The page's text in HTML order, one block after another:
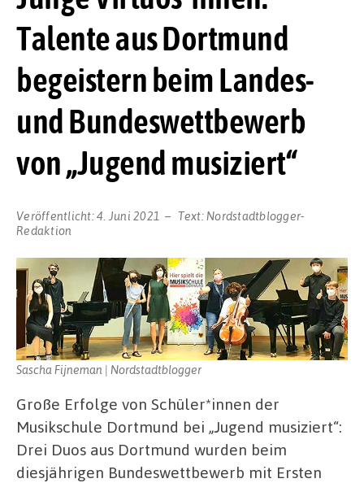
Talente aus Dortmund
begeistern beim Landes-
und Bundeswettbewerb
von „Jugend musiziert“
Veröffentlicht:4. Juni 2021 Text: Nordstadtblogger-
Redaktion
Sascha Fijneman | Nordstadtblogger
Große Erfolge von Schüler*innen der
Musikschule Dortmund bei „Jugend musiziert“:
Drei Duos aus Dortmund wurden beim
diesjährigen Bundeswettbewerb mit Ersten